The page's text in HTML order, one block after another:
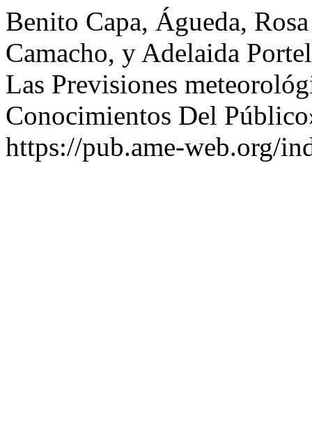
Benito Capa, Águeda,
Camacho, y Adelaida
Las Previsiones
Conocimientos Del
https://pub.ame-web.org/